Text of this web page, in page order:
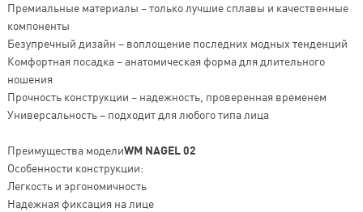
Премиальные материалы – только лучшие сплавы и качественные
компоненты
Безупречный дизайн – воплощение последних модных тенденций
Комфортная посадка – анатомическая форма для длительного
ношения
Прочность конструкции – надежность, проверенная временем
Универсальность – подходит для любого типа лица
Преимущества моделиWM NAGEL 02
Особенности конструкции:
Легкость и эргономичность
Надежная фиксация на лице